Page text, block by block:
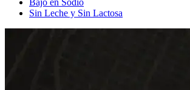
Sin Leche y Sin Lactosa